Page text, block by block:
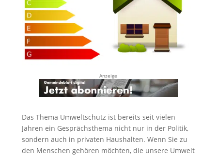
Anzeige
Das Thema Umweltschutz ist bereits seit vielen
Jahren ein Gesprächsthema nicht nur in der Politik,
sondern auch in privaten Haushalten. Wenn Sie zu
den Menschen gehören möchten, die unsere Umwelt